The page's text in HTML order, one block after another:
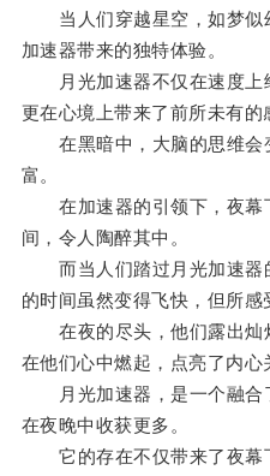
当人们穿越星空，如梦似
加速器带来的独特体验。
月光加速器不仅在速度上
更在心境上带来了前所未有的
在黑暗中，大脑的思维会
富。
在加速器的引领下，夜幕
间，令人陶醉其中。
而当人们踏过月光加速器
的时间虽然变得飞快，但所感
在夜的尽头，他们露出灿
在他们心中燃起，点亮了内心
月光加速器，是一个融合
在夜晚中收获更多。
它的存在不仅带来了夜幕